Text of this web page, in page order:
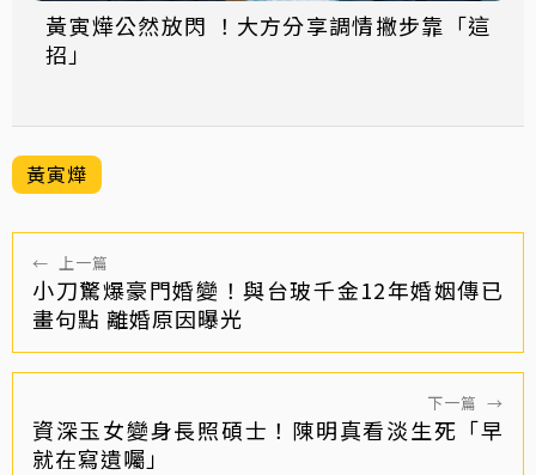
黃寅燁公然放閃 ！大方分享調情撇步靠「這
招」
黃寅燁
← 上一篇
小刀驚爆豪門婚變！與台玻千金12年婚姻傳已
畫句點 離婚原因曝光
下一篇 →
資深玉女變身長照碩士！陳明真看淡生死「早
就在寫遺囑」